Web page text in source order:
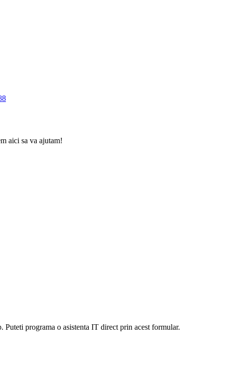
aici sa va ajutam!
programa o asistenta IT direct prin acest formular.